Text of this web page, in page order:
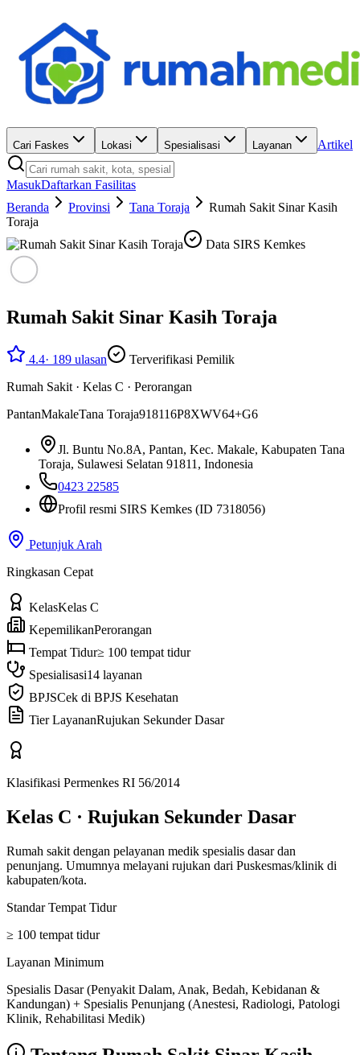
Cari Faskes Lokasi Spesialisasi Layanan Artikel
MasukDaftarkan Fasilitas
Beranda
Provinsi Tana Toraja
Rumah Sakit Sinar Kasih
Toraja
Data SIRS Kemkes
Rumah Sakit Sinar Kasih Toraja
4.4· 189 ulasan
Terverifikasi Pemilik
Rumah Sakit · Kelas C · Perorangan
PantanMakaleTana Toraja918116P8XWV64+G6
Jl. Buntu No.8A, Pantan, Kec. Makale, Kabupaten Tana
Toraja, Sulawesi Selatan 91811, Indonesia
0423 22585
Profil resmi SIRS Kemkes (ID 7318056)
Petunjuk Arah
Ringkasan Cepat
KelasKelas C
KepemilikanPerorangan
Tempat Tidur≥ 100 tempat tidur
Spesialisasi14 layanan
BPJSCek di BPJS Kesehatan
Tier LayananRujukan Sekunder Dasar
Klasifikasi Permenkes RI 56/2014
Kelas C · Rujukan Sekunder Dasar
Rumah sakit dengan pelayanan medik spesialis dasar dan
penunjang. Umumnya melayani rujukan dari Puskesmas/klinik di
kabupaten/kota.
Standar Tempat Tidur
≥ 100 tempat tidur
Layanan Minimum
Spesialis Dasar (Penyakit Dalam, Anak, Bedah, Kebidanan &
Kandungan) + Spesialis Penunjang (Anestesi, Radiologi, Patologi
Klinik, Rehabilitasi Medik)